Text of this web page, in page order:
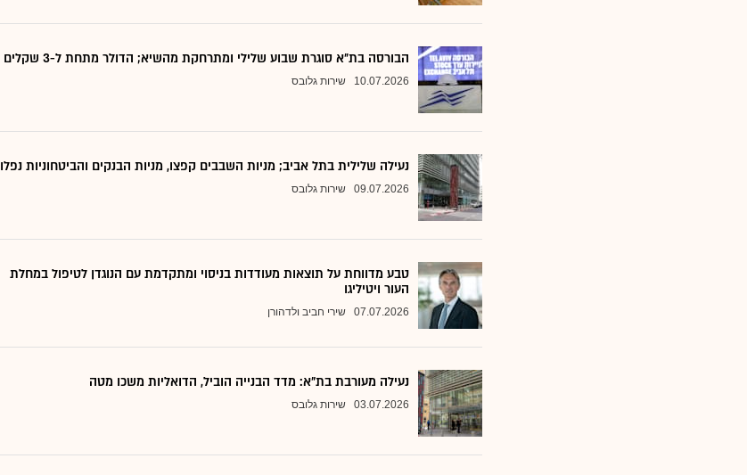
הבורסה בת״א סוגרת שבוע שלילי ומתרחקת מהשיא; הדולר מתחת ל-3 שקלים
10.07.2026 שירות גלובס
נעילה שלילית בתל אביב; מניות השבבים קפצו, מניות הבנקים והביטחוניות נפלו
09.07.2026 שירות גלובס
טבע מדווחת על תוצאות מעודדות בניסוי ומתקדמת עם הנוגדן לטיפול במחלת
העור ויטיליגו
07.07.2026 שירי חביב ולדהורן
נעילה מעורבת בת"א: מדד הבנייה הוביל, הדואליות משכו מטה
03.07.2026 שירות גלובס